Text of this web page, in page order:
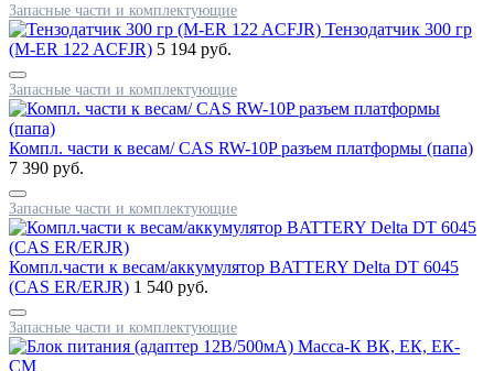
Запасные части и комплектующие
Тензодатчик 300 гр
(M-ER 122 ACFJR) 5 194 руб.
Запасные части и комплектующие
Компл. части к весам/ CAS RW-10P разъем платформы (папа)
7 390 руб.
Запасные части и комплектующие
Компл.части к весам/аккумулятор BATTERY Delta DT 6045
(CAS ER/ERJR) 1 540 руб.
Запасные части и комплектующие